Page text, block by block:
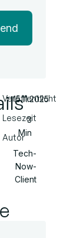
Veröffentlicht
Lesezeit
Autor
15.11.2025
3
Min
Tech-
Now-
Client